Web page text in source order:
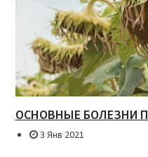
ОСНОВНЫЕ БОЛЕЗНИ
3 Янв 2021